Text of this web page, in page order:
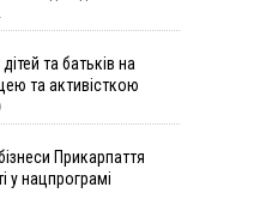
їхні сім'ї
швидкості
воїнів з
схему
книг про Мавку
та батьків на
та активісткою
Прикарпаття
у нацпрограмі